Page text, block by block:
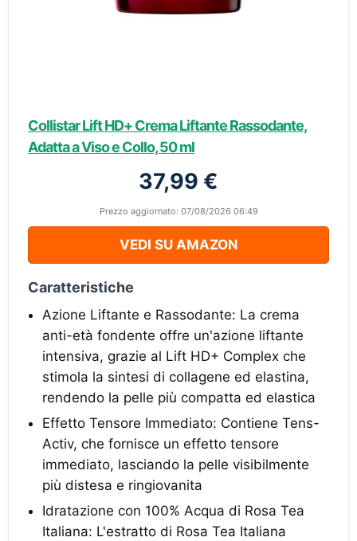
Collistar Lift HD+ Crema Liftante Rassodante,
Adatta a Viso e Collo, 50 ml
37,99 €
Prezzo aggiornato: 07/08/2026 06:49
VEDI SU AMAZON
Caratteristiche
Azione Liftante e Rassodante: La crema
anti-età fondente offre un'azione liftante
intensiva, grazie al Lift HD+ Complex che
stimola la sintesi di collagene ed elastina,
rendendo la pelle più compatta ed elastica
Effetto Tensore Immediato: Contiene Tens-
Activ, che fornisce un effetto tensore
immediato, lasciando la pelle visibilmente
più distesa e ringiovanita
Idratazione con 100% Acqua di Rosa Tea
Italiana: L'estratto di Rosa Tea Italiana